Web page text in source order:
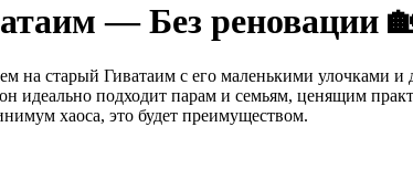
— Без реновации
старый Гиватаим с его маленькими улочками
идеально подходит парам и семьям, ценящим
хаоса, это будет преимуществом.